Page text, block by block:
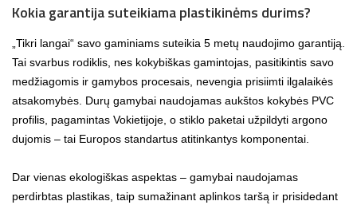
Kokia garantija suteikiama plastikinėms durims?
„Tikri langai“ savo gaminiams suteikia 5 metų naudojimo garantiją.
Tai svarbus rodiklis, nes kokybiškas gamintojas, pasitikintis savo
medžiagomis ir gamybos procesais, nevengia prisiimti ilgalaikės
atsakomybės. Durų gamybai naudojamas aukštos kokybės PVC
profilis, pagamintas Vokietijoje, o stiklo paketai užpildyti argono
dujomis – tai Europos standartus atitinkantys komponentai.
Dar vienas ekologiškas aspektas – gamybai naudojamas
perdirbtas plastikas, taip sumažinant aplinkos taršą ir prisidedant